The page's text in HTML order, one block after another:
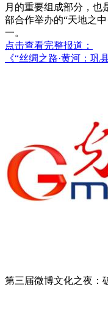
月的重要组成部分，也
部合作举办的“天地之中
一。
点击查看完整报道：
《“丝绸之路·黄河：巩
第三届微博文化之夜：